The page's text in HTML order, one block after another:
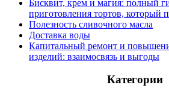
Бисквит, крем и магия: полный
приготовления тортов, который
Полезность сливочного масла
Доставка воды
Капитальный ремонт и
изделий: взаимосвязь и выгоды
Категории